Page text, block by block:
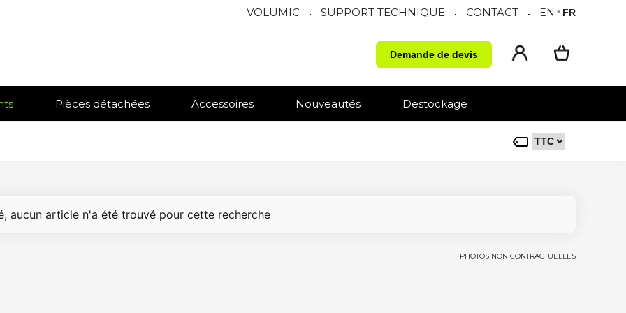
VOLUMIC . SUPPORT TECHNIQUE . CONTACT . EN • FR
Demande de devis
Pièces détachées Accessoires Nouveautés Destockage
aucun article n'a été trouvé pour cette recherche
PHOTOS NON CONTRACTUELLES